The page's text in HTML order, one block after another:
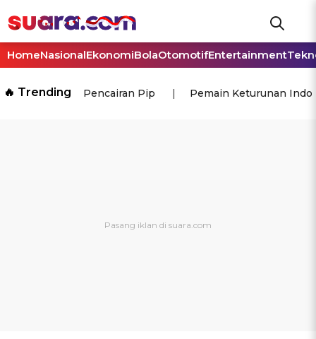
HomeNasionalEkonomiBolaOtomotifEntertainment
🔥 Trending Pencairan Pip Pemain Keturunan